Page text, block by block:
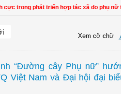
phát triển hợp tác xã do phụ nữ tham
Xem cỡ chữ
“Đường cây Phụ nữ”
Việt Nam và Đại hội đại